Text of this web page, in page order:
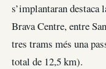
s’implantaran
Brava Centre, entre
tres trams més una
total de 12,5 km).